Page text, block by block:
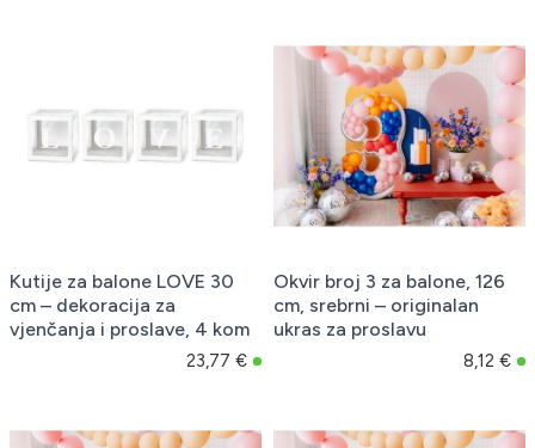
Kutije za balone LOVE 30
cm – dekoracija za
vjenčanja i proslave, 4 kom
23,77 €
Okvir broj 3 za balone, 126
cm, srebrni – originalan
ukras za proslavu
8,12 €